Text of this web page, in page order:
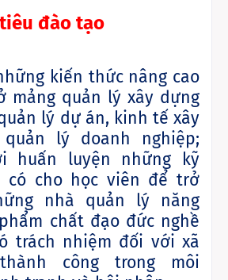
đào tạo
kiến thức nâng cao
mảng quản lý xây dựng
lý dự án, kinh tế xây
lý doanh nghiệp;
huấn luyện những kỹ
có cho học viên để trở
nhà quản lý năng
chất đạo đức nghề
trách nhiệm đối với xã
công trong môi